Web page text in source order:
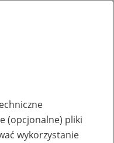
(opcjonalne) pliki
wykorzystanie